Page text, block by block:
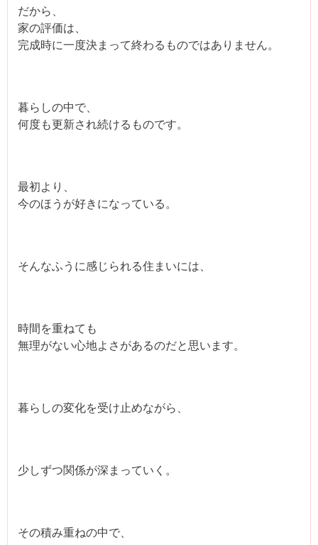
だから、
家の評価は、
完成時に一度決まって終わるものではありません。
暮らしの中で、
何度も更新され続けるものです。
最初より、
今のほうが好きになっている。
そんなふうに感じられる住まいには、
時間を重ねても
無理がない心地よさがあるのだと思います。
暮らしの変化を受け止めながら、
少しずつ関係が深まっていく。
その積み重ねの中で、